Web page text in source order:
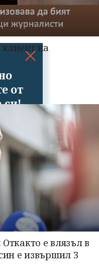
от
си!
на
е влязъл в
е извършил 3